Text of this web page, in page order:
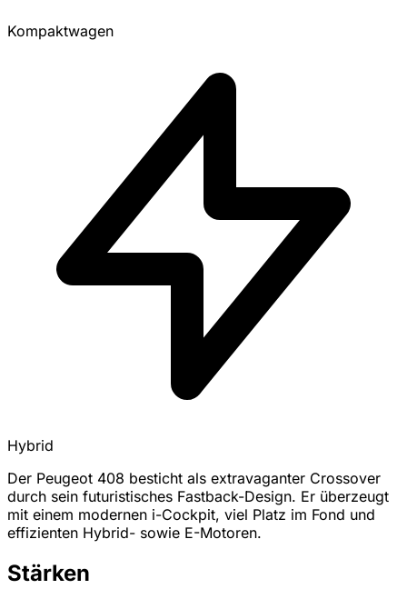
Kompaktwagen
Hybrid
Der Peugeot 408 besticht als extravaganter Crossover
durch sein futuristisches Fastback-Design. Er überzeugt
mit einem modernen i-Cockpit, viel Platz im Fond und
effizienten Hybrid- sowie E-Motoren.
Stärken